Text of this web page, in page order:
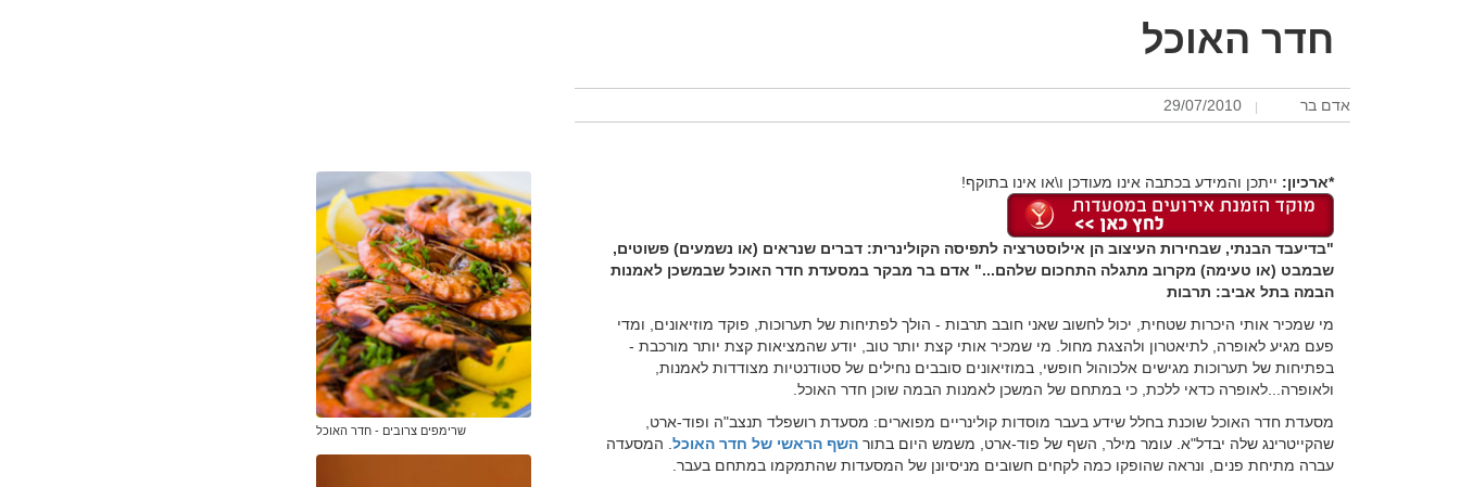
חדר האוכל
אדם בר 29/07/2010
*ארכיון: ייתכן והמידע בכתבה אינו מעודכן ו\או אינו בתוקף!
"בדיעבד הבנתי, שבחירות העיצוב הן אילוסטרציה לתפיסה הקולינרית: דברים שנראים (או נשמעים) פשוטים,
שבמבט (או טעימה) מקרוב מתגלה התחכום שלהם..." אדם בר מבקר במסעדת חדר האוכל שבמשכן לאמנות
הבמה בתל אביב: תרבות
מי שמכיר אותי היכרות שטחית, יכול לחשוב שאני חובב תרבות - הולך לפתיחות של תערוכות, פוקד מוזיאונים, ומדי
פעם מגיע לאופרה, לתיאטרון ולהצגת מחול. מי שמכיר אותי קצת יותר טוב, יודע שהמציאות קצת יותר מורכבת -
בפתיחות של תערוכות מגישים אלכוהול חופשי, במוזיאונים סובבים נחילים של סטודנטיות מצודדות לאמנות,
ולאופרה...לאופרה כדאי ללכת, כי במתחם של המשכן לאמנות הבמה שוכן חדר האוכל.
מסעדת חדר האוכל שוכנת בחלל שידע בעבר מוסדות קולינריים מפוארים: מסעדת רושפלד תנצב"ה ופוד-ארט,
שהקייטרינג שלה יבדל"א. עומר מילר, השף של פוד-ארט, משמש היום בתור השף הראשי של חדר האוכל. המסעדה
עברה מתיחת פנים, ונראה שהופקו כמה לקחים חשובים מניסיונן של המסעדות שהתמקמו במתחם בעבר.
שרימפים צרובים - חדר האוכל